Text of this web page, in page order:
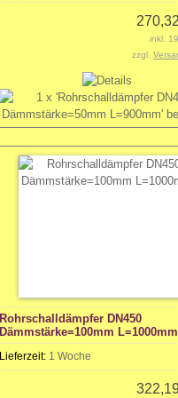
inkl.
zzgl.
Rohrschalldämpfer DN450
Dämmstärke=100mm L=1000mm
Lieferzeit: 1 Woche